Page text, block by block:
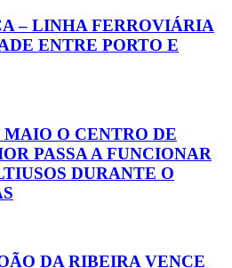
– LINHA FERROVIÁRIA
ENTRE PORTO E
MAIO O CENTRO DE
PASSA A FUNCIONAR
DURANTE O
DA RIBEIRA VENCE